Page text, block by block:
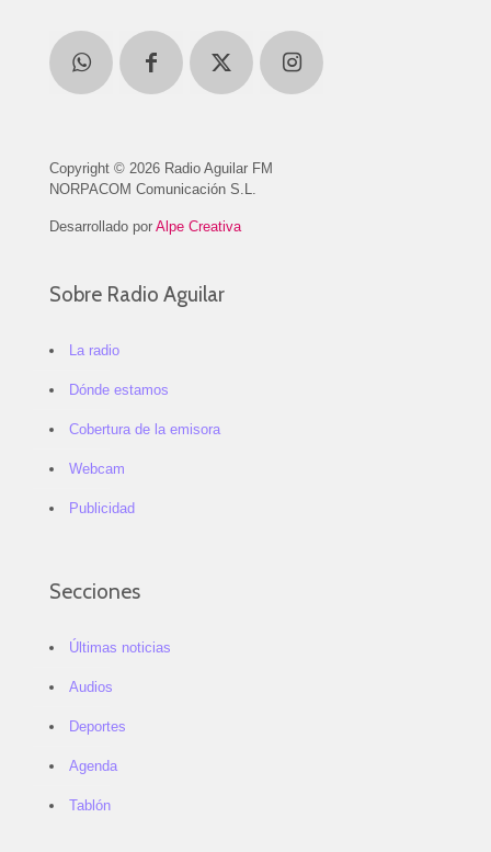
Copyright © 2026 Radio Aguilar FM
NORPACOM Comunicación S.L.
Desarrollado por Alpe Creativa
Sobre Radio Aguilar
La radio
Dónde estamos
Cobertura de la emisora
Webcam
Publicidad
Secciones
Últimas noticias
Audios
Deportes
Agenda
Tablón